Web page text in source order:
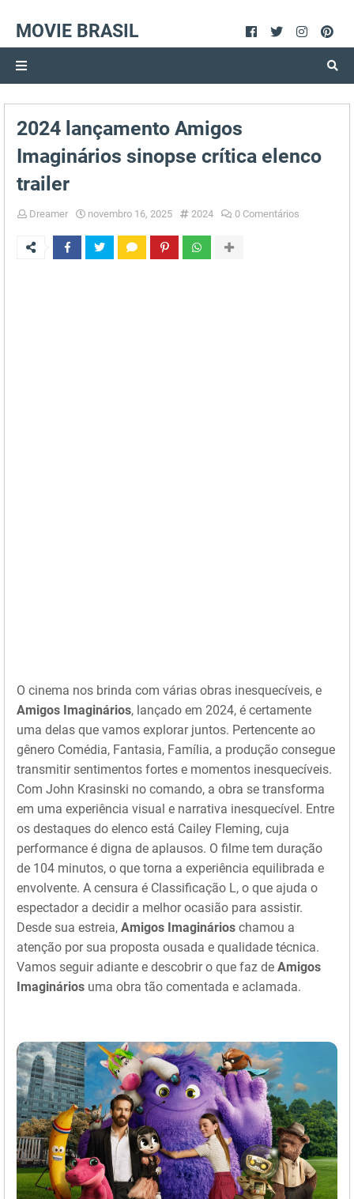
MOVIE BRASIL
2024 lançamento Amigos
Imaginários sinopse crítica elenco
trailer
Dreamer novembro 16, 2025 2024 0 Comentários
O cinema nos brinda com várias obras inesquecíveis, e
Amigos Imaginários, lançado em 2024, é certamente
uma delas que vamos explorar juntos. Pertencente ao
gênero Comédia, Fantasia, Família, a produção consegue
transmitir sentimentos fortes e momentos inesquecíveis.
Com John Krasinski no comando, a obra se transforma
em uma experiência visual e narrativa inesquecível. Entre
os destaques do elenco está Cailey Fleming, cuja
performance é digna de aplausos. O filme tem duração
de 104 minutos, o que torna a experiência equilibrada e
envolvente. A censura é Classificação L, o que ajuda o
espectador a decidir a melhor ocasião para assistir.
Desde sua estreia, Amigos Imaginários chamou a
atenção por sua proposta ousada e qualidade técnica.
Vamos seguir adiante e descobrir o que faz de Amigos
Imaginários uma obra tão comentada e aclamada.